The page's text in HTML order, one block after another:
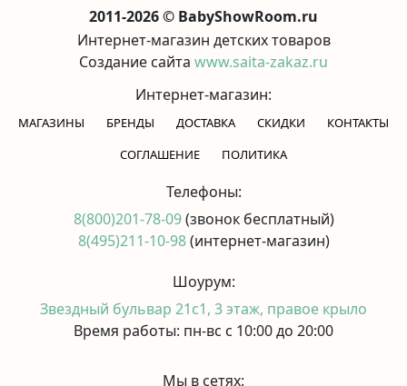
2011-2026 © BabyShowRoom.ru
Интернет-магазин детских товаров
Создание сайта www.saita-zakaz.ru
Интернет-магазин:
МАГАЗИНЫ БРЕНДЫ ДОСТАВКА СКИДКИ
КОНТАКТЫ
CОГЛАШЕНИЕ
ПОЛИТИКА
Телефоны:
8(800)201-78-09(звонок бесплатный)
8(495)211-10-98(интернет-магазин)
Шоурум:
Звездный бульвар 21с1, 3 этаж, правое крыло
Время работы: пн-вс с 10:00 до 20:00
Мы в сетях: